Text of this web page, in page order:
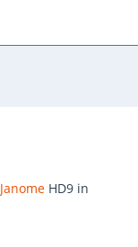
Janome HD9 in